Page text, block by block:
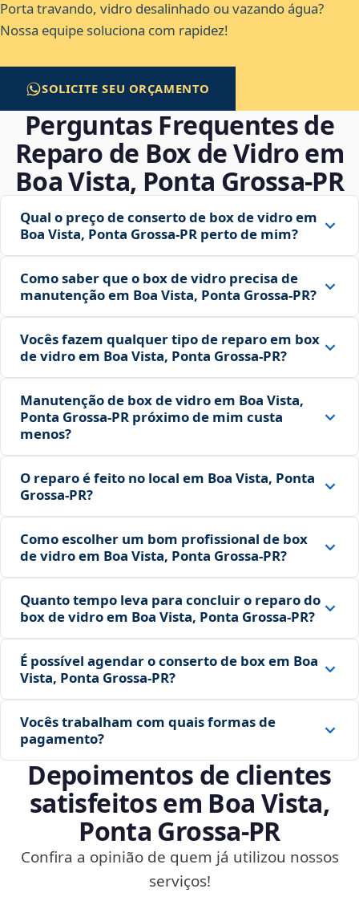
Porta travando, vidro desalinhado ou vazando água?
Nossa equipe soluciona com rapidez!
SOLICITE SEU ORÇAMENTO
Perguntas Frequentes de
Reparo de Box de Vidro em
Boa Vista, Ponta Grossa‑PR
Qual o preço de conserto de box de vidro em
Boa Vista, Ponta Grossa‑PR perto de mim?
Como saber que o box de vidro precisa de
manutenção em Boa Vista, Ponta Grossa‑PR?
Vocês fazem qualquer tipo de reparo em box
de vidro em Boa Vista, Ponta Grossa‑PR?
Manutenção de box de vidro em Boa Vista,
Ponta Grossa‑PR próximo de mim custa
menos?
O reparo é feito no local em Boa Vista, Ponta
Grossa‑PR?
Como escolher um bom profissional de box
de vidro em Boa Vista, Ponta Grossa‑PR?
Quanto tempo leva para concluir o reparo do
box de vidro em Boa Vista, Ponta Grossa‑PR?
É possível agendar o conserto de box em Boa
Vista, Ponta Grossa‑PR?
Vocês trabalham com quais formas de
pagamento?
Depoimentos de clientes
satisfeitos em Boa Vista,
Ponta Grossa‑PR
Confira a opinião de quem já utilizou nossos
serviços!